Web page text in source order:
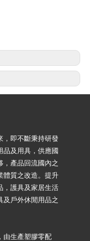
，即不斷秉持研發
品及用具，供應國
，產品回流國內之
體質之改造。提升
，護具及家居生活
及戶外休閒用品之
由生產塑膠零配